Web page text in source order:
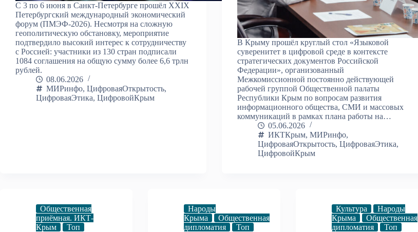
С 3 по 6 июня в Санкт-Петербурге прошёл XXIX
Петербургский международный экономический
форум (ПМЭФ-2026). Несмотря на сложную
геополитическую обстановку, мероприятие
подтвердило высокий интерес к сотрудничеству
с Россией: участники из 130 стран подписали
1084 соглашения на общую сумму более 6,6 трлн
рублей.
08.06.2026
МИРинфо, ЦифроваяОткрытость,
ЦифроваяЭтика, ЦифровойКрым
В Крыму прошёл круглый стол «Языковой
суверенитет в цифровой среде в контексте
стратегических документов Российской
Федерации», организованный
Межкомиссионной постоянно действующей
рабочей группой Общественной палаты
Республики Крым по вопросам развития
информационного общества, СМИ и массовых
коммуникаций в рамках плана работы на…
05.06.2026
ИКТКрым,МИРинфо,
ЦифроваяОткрытость,ЦифроваяЭтика,
ЦифровойКрым
Общественная
приёмная. ИКТ-
Крым
Топ
Народы
Крыма
Общественная
дипломатия
Топ
Культура
Народы
Крыма
Общественная
дипломатия
Топ